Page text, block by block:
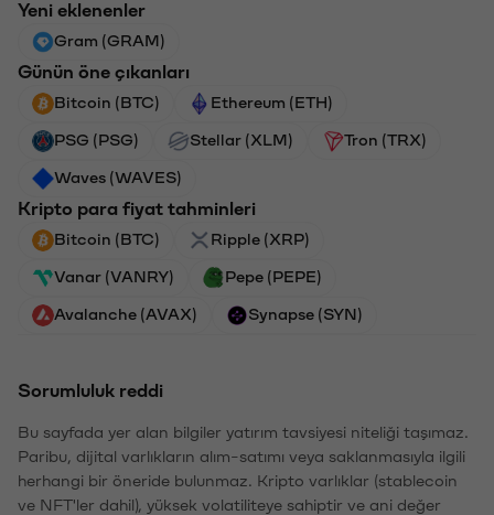
Yeni eklenenler
Gram (GRAM)
Günün öne çıkanları
Bitcoin (BTC) Ethereum (ETH)
PSG (PSG) Stellar (XLM) Tron (TRX)
Waves (WAVES)
Kripto para fiyat tahminleri
Bitcoin (BTC) Ripple (XRP)
Vanar (VANRY) Pepe (PEPE)
Avalanche (AVAX) Synapse (SYN)
Sorumluluk reddi
Bu sayfada yer alan bilgiler yatırım tavsiyesi niteliği taşımaz.
Paribu, dijital varlıkların alım-satımı veya saklanmasıyla ilgili
herhangi bir öneride bulunmaz. Kripto varlıklar (stablecoin
ve NFT'ler dahil), yüksek volatiliteye sahiptir ve ani değer